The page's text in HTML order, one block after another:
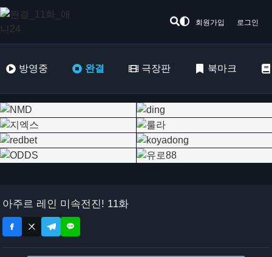
회원가입 로그인
방영중 완결 극장판 북마크
아주르 레인 미속전진! 11화